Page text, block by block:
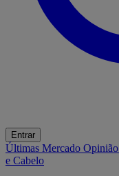
Entrar
Últimas Mercado Opinião
e Cabelo